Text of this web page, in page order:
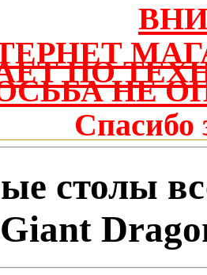
ПО
НЕ
Спасибо
столы